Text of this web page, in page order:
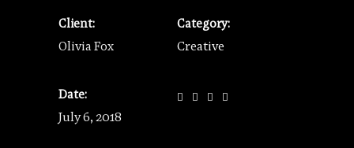
Client:
Olivia Fox
Category:
Creative
Date:
July 6, 2018